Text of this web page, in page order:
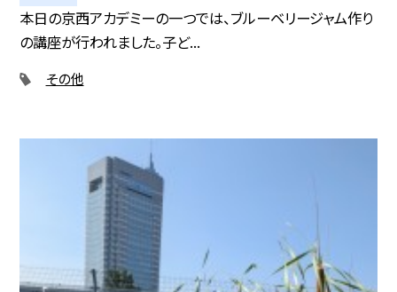
本日の京西アカデミーの一つでは、ブルーベリージャム作り
の講座が行われました。子ど...
その他